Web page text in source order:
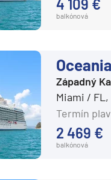
Plavby okolo sveta
Expedičné plavby
Galapágy
4 109 €
balkónová
Západný
Miami / FL,
Termín
2 469 €
balkónová